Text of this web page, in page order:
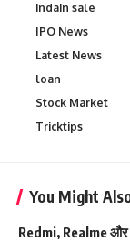
indain sale
IPO News
Latest News
loan
Stock Market
Tricktips
You Might
Redmi, Realme